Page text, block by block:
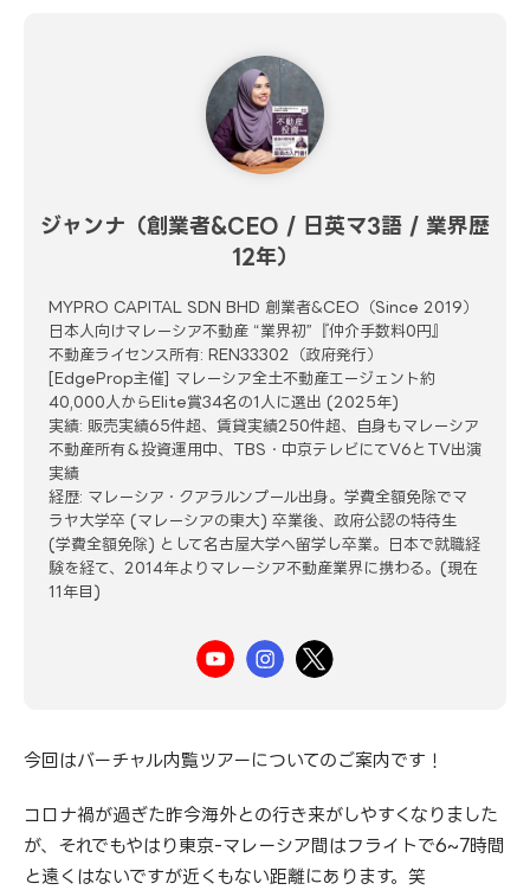
ジャンナ（創業者&CEO / 日英マ3語 / 業界歴
12年）
MYPRO CAPITAL SDN BHD 創業者&CEO（Since 2019）
日本人向けマレーシア不動産 “業界初”『仲介手数料0円』
不動産ライセンス所有: REN33302（政府発行）
[EdgeProp主催] マレーシア全土不動産エージェント約
40,000人からElite賞34名の1人に選出 (2025年)
実績: 販売実績65件超、賃貸実績250件超、自身もマレーシア
不動産所有＆投資運用中、TBS・中京テレビにてV6とTV出演
実績
経歴: マレーシア・クアラルンプール出身。学費全額免除でマ
ラヤ大学卒 (マレーシアの東大) 卒業後、政府公認の特待生
(学費全額免除) として名古屋大学へ留学し卒業。日本で就職経
験を経て、2014年よりマレーシア不動産業界に携わる。(現在
11年目)
今回はバーチャル内覧ツアーについてのご案内です！
コロナ禍が過ぎた昨今海外との行き来がしやすくなりました
が、それでもやはり東京-マレーシア間はフライトで6~7時間
と遠くはないですが近くもない距離にあります。笑